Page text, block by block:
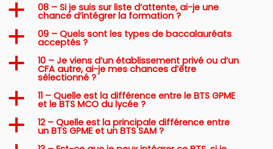
a 08 – Si je suis sur liste d’attente, ai-je une
chance d’intégrer la formation ?
a 09 – Quels sont les types de baccalauréats
acceptés ?
a 10 – Je viens d’un établissement privé ou d’un
CFA autre, ai-je mes chances d’être
sélectionné ?
a 11 – Quelle est la différence entre le BTS GPME
et le BTS MCO du lycée ?
a 12 – Quelle est la principale différence entre
un BTS GPME et un BTS SAM ?